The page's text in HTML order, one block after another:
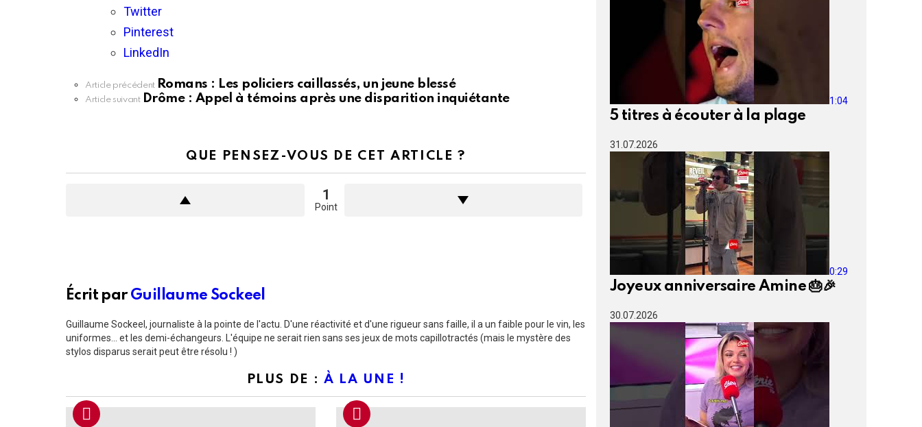
Twitter
Pinterest
LinkedIn
En
voir
Article précédent Romans : Les policiers caillassés, un jeune blessé
Article suivant Drôme : Appel à témoins après une disparition inquiétante
QUE PENSEZ-VOUS DE CET ARTICLE ?
1
Point
Écrit parGuillaume Sockeel
Guillaume Sockeel, journaliste à la pointe de l'actu. D'une réactivité et d'une rigueur sans faille, il a un faible pour le vin, les
uniformes... et les demi-échangeurs. L'équipe ne serait rien sans ses jeux de mots capillotractés (mais le mystère des
stylos disparus serait peut être résolu ! )
PLUS DE : À LA UNE !
1:04
5 titres à écouter à la plage
31.07.2026
0:29
Joyeux anniversaire Amine 🎂🎉
30.07.2026